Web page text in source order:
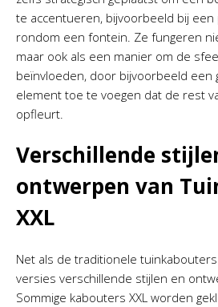
te accentueren, bijvoorbeeld bij
rondom een fontein. Ze fungeren
maar ook als een manier om de
beïnvloeden, door bijvoorbeeld een
element toe te voegen dat de rest
opfleurt.
Verschillende
ontwerpen van
XXL
Net als de traditionele tuinkabouters
versies verschillende stijlen en
Sommige kabouters XXL worden